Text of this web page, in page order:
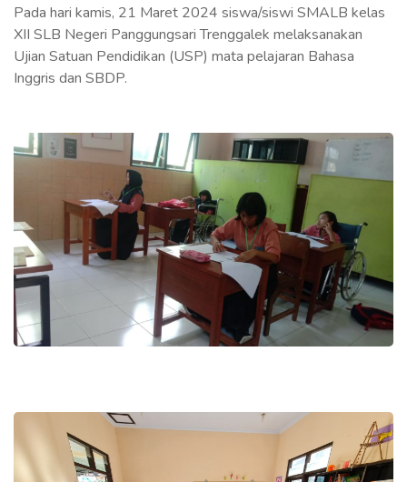
Pada hari kamis, 21 Maret 2024 siswa/siswi SMALB kelas
XII SLB Negeri Panggungsari Trenggalek melaksanakan
Ujian Satuan Pendidikan (USP) mata pelajaran Bahasa
Inggris dan SBDP.